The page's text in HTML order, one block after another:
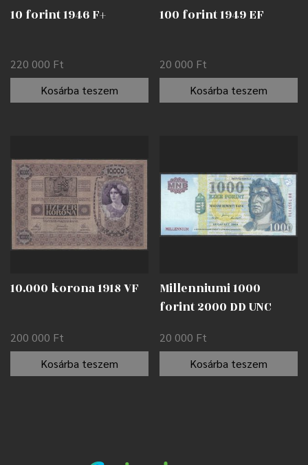
10 forint 1946 F+
220 000 Ft
Kosárba teszem
100 forint 1949 EF
20 000 Ft
Kosárba teszem
10.000 korona 1918 VF
200 000 Ft
Kosárba teszem
Millenniumi 1000
forint 2000 DD UNC
20 000 Ft
Kosárba teszem